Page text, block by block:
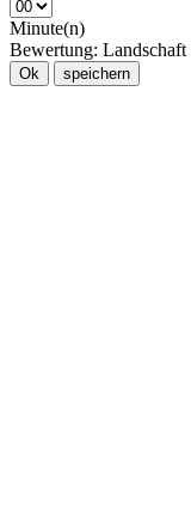
Minute(n)
Bewertung: Landschaft
Ok speichern